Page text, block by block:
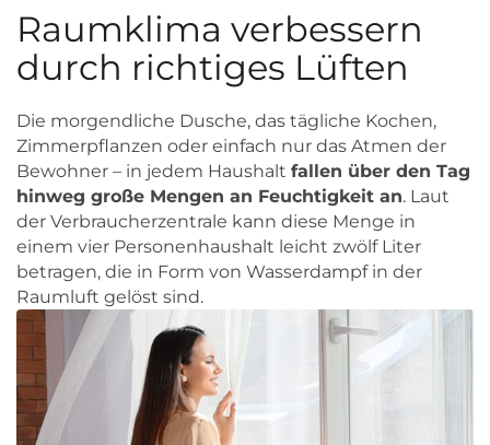
Raumklima verbessern
durch richtiges Lüften
Die morgendliche Dusche, das tägliche Kochen,
Zimmerpflanzen oder einfach nur das Atmen der
Bewohner – in jedem Haushalt fallen über den Tag
hinweg große Mengen an Feuchtigkeit an. Laut
der Verbraucherzentrale kann diese Menge in
einem vier Personenhaushalt leicht zwölf Liter
betragen, die in Form von Wasserdampf in der
Raumluft gelöst sind.